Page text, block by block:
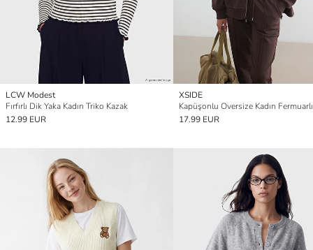
LCW Modest
Fırfırlı Dik Yaka Kadın Triko Kazak
12.99 EUR
XSIDE
17.99 EUR